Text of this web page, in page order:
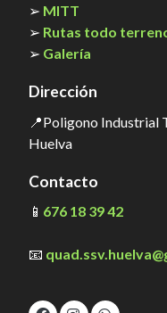
➢ MITT
➢ Rutas todo
➢ Galería
Dirección
📍Poligono Industrial
Huelva
Contacto
📱 676 18 39 42
📧